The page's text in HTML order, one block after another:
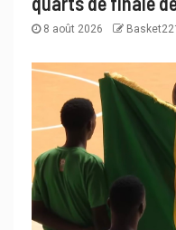
8 août 2026 Basket221